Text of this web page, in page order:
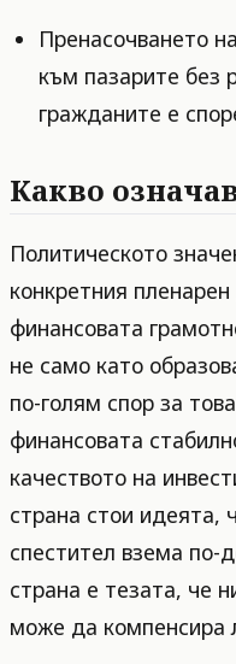
Пренасочването
към пазарите без
гражданите е
Какво
Политическото
конкретния
финансовата
не само като
по-голям спор за
финансовата
качеството на
страна стои идеята,
спестител взема по-
страна е тезата, че
може да компенсира